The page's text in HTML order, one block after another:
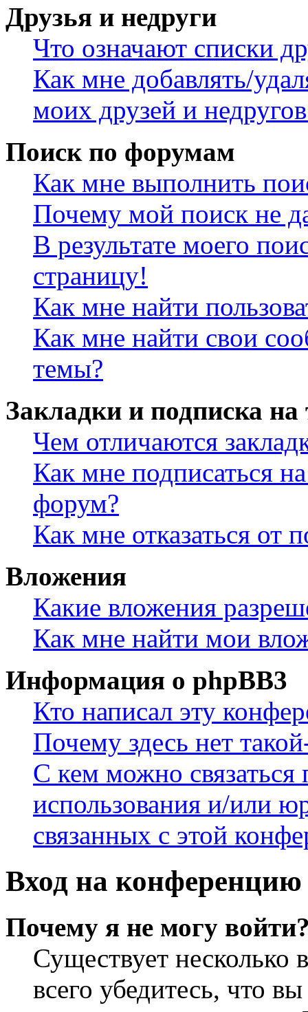
Друзья и недруги
Что означают списки
Как мне добавлять/
моих друзей и
Поиск по форумам
Как мне выполнить
Почему мой поиск не
В результате моего
страницу!
Как мне найти
Как мне найти свои
темы?
Закладки и подписка
Чем отличаются
Как мне подписаться
форум?
Как мне отказаться от
Вложения
Какие вложения
Как мне найти мои
Информация о phpBB3
Кто написал эту
Почему здесь нет
С кем можно связаться
использования и/или
связанных с этой
Вход на конференцию
Почему я не могу
Существует
всего убедитесь, что